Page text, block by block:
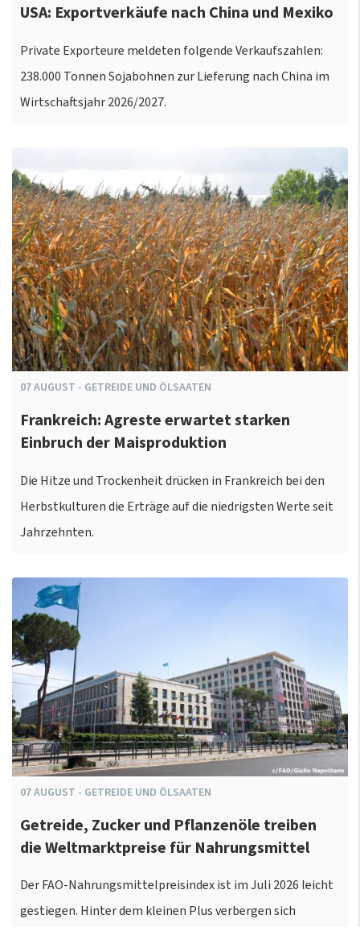
USA: Exportverkäufe nach China und Mexiko
Private Exporteure meldeten folgende Verkaufszahlen:
238.000 Tonnen Sojabohnen zur Lieferung nach China im
Wirtschaftsjahr 2026/2027.
07AUGUST - GETREIDE UND ÖLSAATEN
Frankreich: Agreste erwartet starken
Einbruch der Maisproduktion
Die Hitze und Trockenheit drücken in Frankreich bei den
Herbstkulturen die Erträge auf die niedrigsten Werte seit
Jahrzehnten.
07AUGUST - GETREIDE UND ÖLSAATEN
Getreide, Zucker und Pflanzenöle treiben
die Weltmarktpreise für Nahrungsmittel
Der FAO-Nahrungsmittelpreisindex ist im Juli 2026 leicht
gestiegen. Hinter dem kleinen Plus verbergen sich